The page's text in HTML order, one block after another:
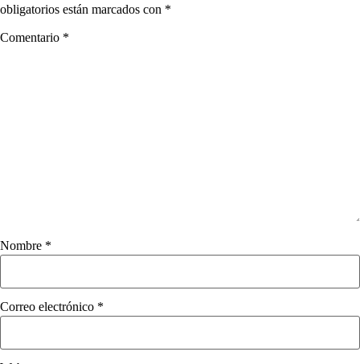
obligatorios están marcados con *
Comentario *
Nombre *
Correo electrónico *